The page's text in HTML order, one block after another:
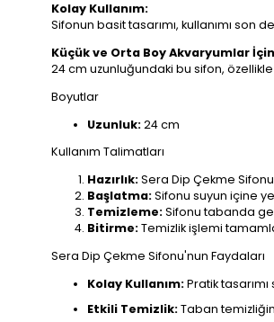
Kolay Kullanım:
Sifonun basit tasarımı, kullanımı son
Küçük ve Orta Boy Akvaryumlar
24 cm uzunluğundaki bu sifon,
Boyutlar
Uzunluk:24 cm
Kullanım Talimatları
Hazırlık:Sera Dip Çekme
Başlatma:Sifonu suyun içine
Temizleme:Sifonu tabanda
Bitirme:Temizlik işlemi
Sera Dip Çekme Sifonu'nun Faydaları
Kolay Kullanım:Pratik
Etkili Temizlik:Taban